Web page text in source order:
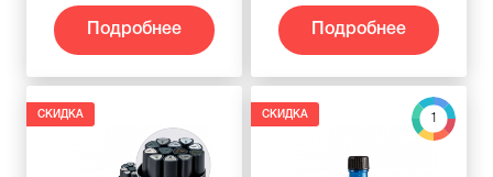
Подробнее Подробнее
СКИДКА 1
СКИДКА